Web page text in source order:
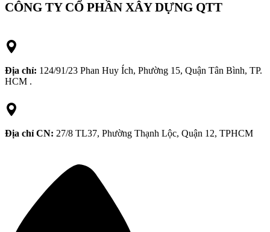
CÔNG TY CỔ PHẦN XÂY DỰNG QTT
Địa chỉ: 124/91/23 Phan Huy Ích, Phường 15, Quận Tân Bình, TP.
HCM .
Địa chỉ CN: 27/8 TL37, Phường Thạnh Lộc, Quận 12, TPHCM